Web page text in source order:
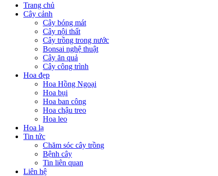
Trang chủ
Cây cảnh
Cây bóng mát
Cây nội thất
Cây trồng trong nước
Bonsai nghệ thuật
Cây ăn quả
Cây công trình
Hoa đẹp
Hoa Hồng Ngoại
Hoa bụi
Hoa ban công
Hoa chậu treo
Hoa leo
Hoa lạ
Tin tức
Chăm sóc cây trồng
Bệnh cây
Tin liên quan
Liên hệ